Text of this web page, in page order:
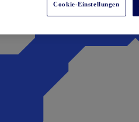
Cookie-Einstellungen